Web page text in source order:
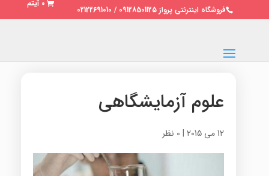
فروشگاه اینترنتی پرواز 09128501125 / 02122691010
0 آیتم
علوم آزمایشگاهی
12 می 2015 | 0 نظر